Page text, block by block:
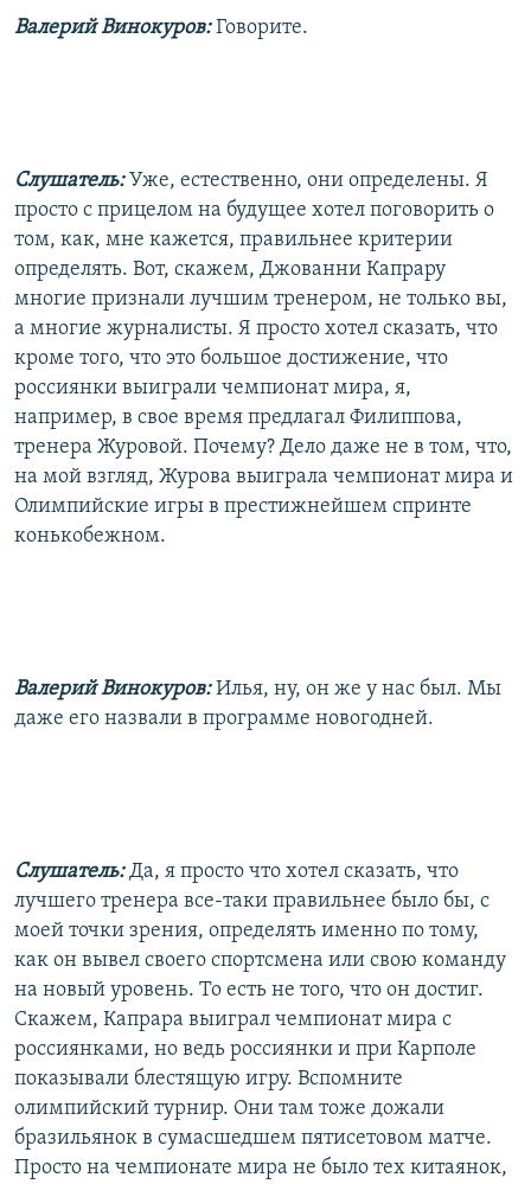
Валерий Винокуров: Говорите.
Слушатель:Уже, естественно, они определены. Я
просто с прицелом на будущее хотел поговорить о
том, как, мне кажется, правильнее критерии
определять. Вот, скажем, Джованни Капрару
многие признали лучшим тренером, не только вы,
а многие журналисты. Я просто хотел сказать, что
кроме того, что это большое достижение, что
россиянки выиграли чемпионат мира, я,
например, в свое время предлагал Филиппова,
тренера Журовой. Почему? Дело даже не в том, что,
на мой взгляд, Журова выиграла чемпионат мира и
Олимпийские игры в престижнейшем спринте
конькобежном.
Валерий Винокуров: Илья, ну, он же у нас был. Мы
даже его назвали в программе новогодней.
Слушатель: Да, я просто что хотел сказать, что
лучшего тренера все-таки правильнее было бы, с
моей точки зрения, определять именно по тому,
как он вывел своего спортсмена или свою команду
на новый уровень. То есть не того, что он достиг.
Скажем, Капрара выиграл чемпионат мира с
россиянками, но ведь россиянки и при Карполе
показывали блестящую игру. Вспомните
олимпийский турнир. Они там тоже дожали
бразильянок в сумасшедшем пятисетовом матче.
Просто на чемпионате мира не было тех китаянок,